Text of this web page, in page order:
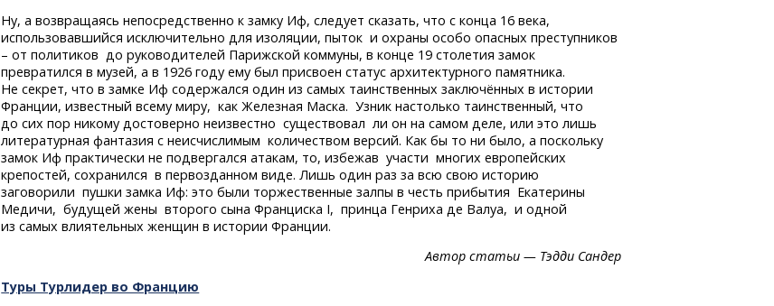
Ну, а возвращаясь непосредственно к замку Иф, следует сказать, что с конца 16 века,
использовавшийся исключительно для изоляции, пыток и охраны особо опасных преступников
– от политиков до руководителей Парижской коммуны, в конце 19 столетия замок
превратился в музей, а в 1926 году ему был присвоен статус архитектурного памятника.
Не секрет, что в замке Иф содержался один из самых таинственных заключённых в истории
Франции, известный всему миру, как Железная Маска. Узник настолько таинственный, что
до сих пор никому достоверно неизвестно существовал ли он на самом деле, или это лишь
литературная фантазия с неисчислимым количеством версий. Как бы то ни было, а поскольку
замок Иф практически не подвергался атакам, то, избежав участи многих европейских
крепостей, сохранился в первозданном виде. Лишь один раз за всю свою историю
заговорили пушки замка Иф: это были торжественные залпы в честь прибытия Екатерины
Медичи, будущей жены второго сына Франциска I, принца Генриха де Валуа, и одной
из самых влиятельных женщин в истории Франции.
Автор статьи — Тэдди Сандер
Туры Турлидер во Францию